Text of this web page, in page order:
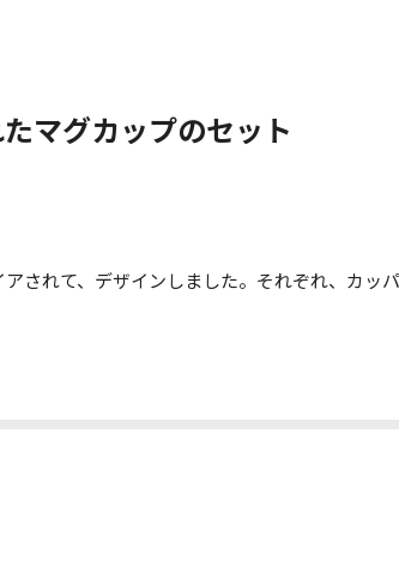
マグカップのセット
されて、デザインしました。それぞれ、カッ